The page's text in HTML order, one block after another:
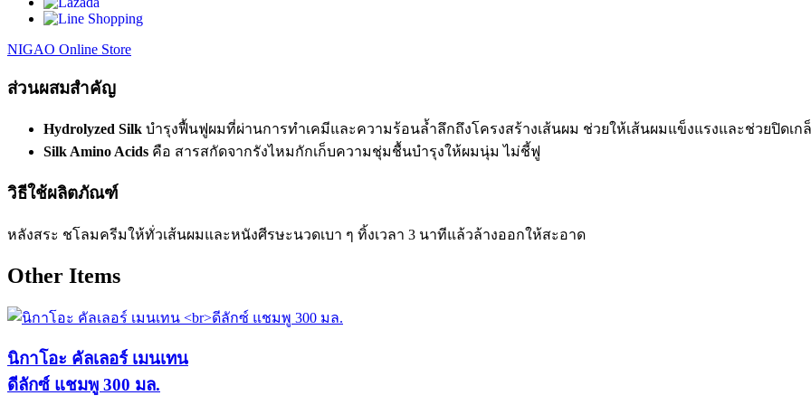
NIGAO Online Store
ส่วนผสมสำคัญ
Hydrolyzed Silk บำรุงฟื้นฟูผมที่ผ่านการทำเคมีและความร้อนล้ำลึกถึงโครงสร้างเส้นผม ช่วยให้เส้นผมแข็งแรงและช่วยปิดเก
Silk Amino Acids คือ สารสกัดจากรังไหมกักเก็บความชุ่มชื้นบำรุงให้ผมนุ่ม ไม่ชี้ฟู
วิธีใช้ผลิตภัณฑ์
หลังสระ ชโลมครีมให้ทั่วเส้นผมและหนังศีรษะนวดเบา ๆ ทิ้งเวลา 3 นาทีแล้วล้างออกให้สะอาด
Other Items
นิกาโอะ คัลเลอร์ เมนเทน
ดีลักซ์ แชมพู 300 มล.